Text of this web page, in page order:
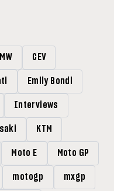
CEV
Emily Bondi
Interviews
KTM
Moto E Moto GP
motogp mxgp